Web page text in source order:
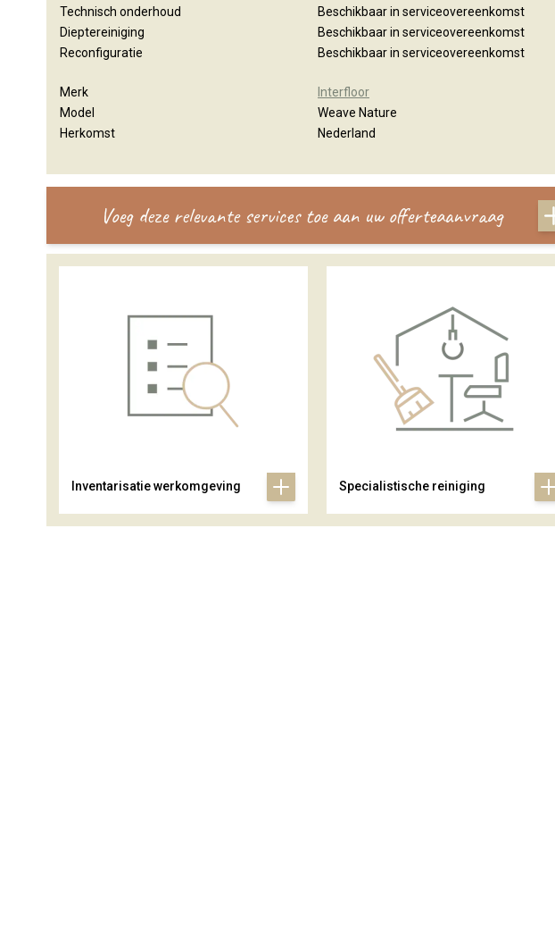
Technisch onderhoud
Beschikbaar in serviceovereenkomst
Dieptereiniging
Beschikbaar in serviceovereenkomst
Reconfiguratie
Beschikbaar in serviceovereenkomst
Merk
Interfloor
Model
Weave Nature
Herkomst
Nederland
Voeg deze relevante services toe aan uw offerteaanvraag
Inventarisatie werkomgeving Specialistische reiniging